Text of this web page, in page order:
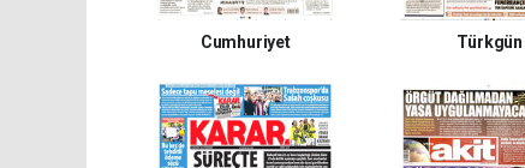
Cumhuriyet Türkgün